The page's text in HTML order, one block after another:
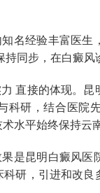
名经验丰富医生
同步，在白癜风
直接的体现。
科研，结合医院
水平始终保持云
是昆明白癜风医
研，引进和改